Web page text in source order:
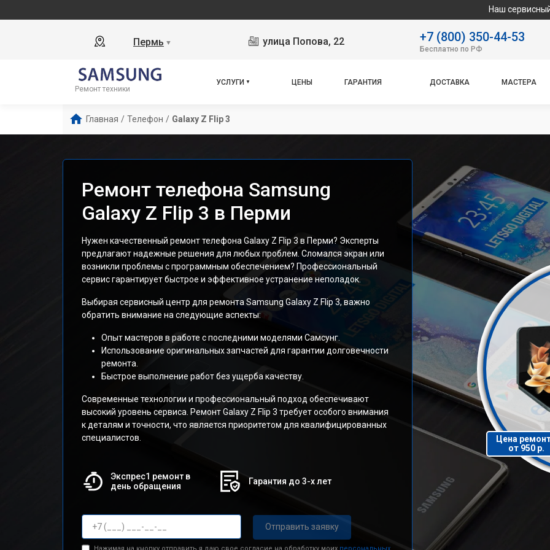
Наш сервисный центр
Пермь ▼ улица Попова, 22 +7 (800) 350-44-53
Бесплатно по РФ
Ремонт техники
УСЛУГИ ЦЕНЫ ГАРАНТИЯ ДОСТАВКА МАСТЕРА
Главная / Телефон / Galaxy Z Flip 3
Ремонт телефона Samsung
Galaxy Z Flip 3 в Перми
Нужен качественный ремонт телефона Galaxy Z Flip 3 в Перми? Эксперты
предлагают надежные решения для любых проблем. Сломался экран или
возникли проблемы с программным обеспечением? Профессиональный
сервис гарантирует быстрое и эффективное устранение неполадок.
Выбирая сервисный центр для ремонта Samsung Galaxy Z Flip 3, важно
обратить внимание на следующие аспекты:
Опыт мастеров в работе с последними моделями Самсунг.
Использование оригинальных запчастей для гарантии долговечности
ремонта.
Быстрое выполнение работ без ущерба качеству.
Современные технологии и профессиональный подход обеспечивают
высокий уровень сервиса. Ремонт Galaxy Z Flip 3 требует особого внимания
к деталям и точности, что является приоритетом для квалифицированных
специалистов.
Экспрес1 ремонт в
день обращения
Гарантия до 3-х лет
Отправить заявку
Нажимая на кнопку отправить я даю свое согласие на обработку моих персональных
Цена
от 950 р.